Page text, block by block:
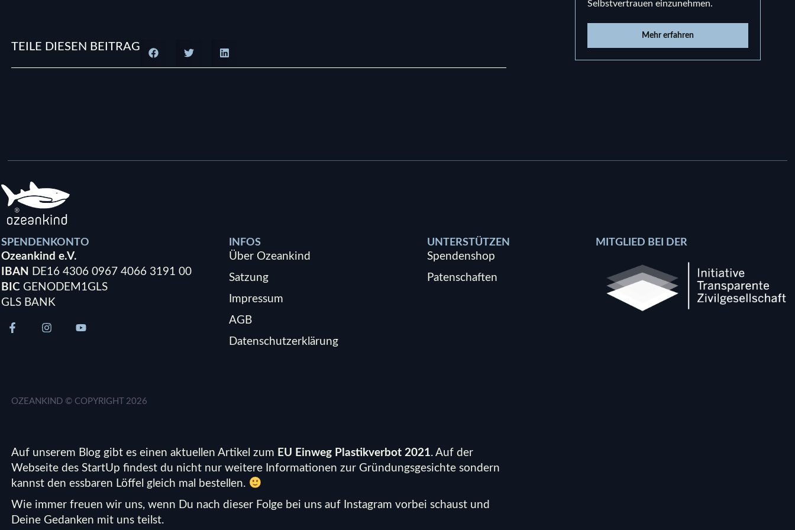
Auf unserem Blog gibt es einen aktuellen Artikel zum EU Einweg Plastikverbot 2021. Auf der
Webseite des StartUp findest du nicht nur weitere Informationen zur Gründungsgesichte sondern
kannst den essbaren Löffel gleich mal bestellen.
Wie immer freuen wir uns, wenn Du nach dieser Folge bei uns auf Instagram vorbei schaust und
Deine Gedanken mit uns teilst.
TEILE DIESEN BEITRAG
Selbstvertrauen einzunehmen.
Mehr erfahren
SPENDENKONTO
Ozeankind e.V.
IBAN
DE16 4306 0967 4066 3191 00
BIC GENODEM1GLS
GLS BANK
INFOS
Über Ozeankind
Satzung
Impressum
AGB
Datenschutzerklärung
UNTERSTÜTZEN
Spendenshop
Patenschaften
MITGLIED BEI DER
OZEANKIND © COPYRIGHT 2026